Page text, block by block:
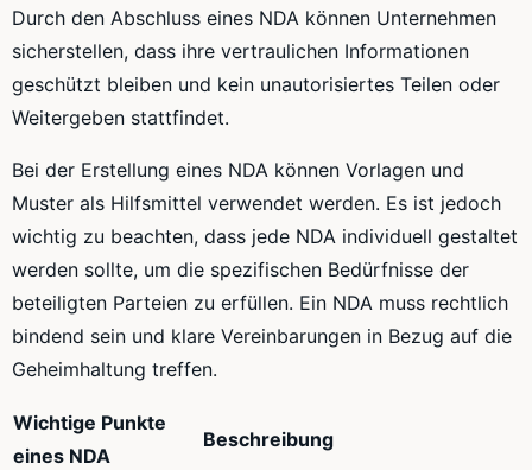
Durch den Abschluss eines NDA können Unternehmen
sicherstellen, dass ihre vertraulichen Informationen
geschützt bleiben und kein unautorisiertes Teilen oder
Weitergeben stattfindet.
Bei der Erstellung eines NDA können Vorlagen und
Muster als Hilfsmittel verwendet werden. Es ist jedoch
wichtig zu beachten, dass jede NDA individuell gestaltet
werden sollte, um die spezifischen Bedürfnisse der
beteiligten Parteien zu erfüllen. Ein NDA muss rechtlich
bindend sein und klare Vereinbarungen in Bezug auf die
Geheimhaltung treffen.
Wichtige Punkte
eines NDA
Beschreibung